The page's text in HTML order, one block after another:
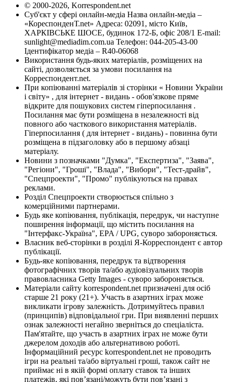
© 2000-2026, Korrespondent.net
Суб'єкт у сфері онлайн-медіа Назва онлайн-медіа –
«КореспонденТ.net» Адреса: 02091, місто Київ,
ХАРКІВСЬКЕ ШОСЕ, будинок 172-Б, офіс 208/1 E-mail:
sunlight@mediadim.com.ua Телефон: 044-205-43-00
Ідентифікатор медіа – R40-06068
Використання будь-яких матеріалів, розміщених на
сайті, дозволяється за умови посилання на
Корреспондент.net.
При копіюванні матеріалів зі сторінки « Новини України
і світу» , для інтернет - видань - обов'язкове пряме
відкрите для пошукових систем гіперпосилання .
Посилання має бути розміщена в незалежності від
повного або часткового використання матеріалів.
Гіперпосилання ( для інтернет - видань) - повинна бути
розміщена в підзаголовку або в першому абзаці
матеріалу.
Новини з позначками "Думка", "Експертиза", "Заява",
"Регіони", "Гроші", "Влада", "Вибори", "Тест-драйв",
"Спецпроекти", "Промо" публікуються на правах
реклами.
Розділ Спецпроекти створюється спільно з
комерційними партнерами.
Будь яке копіювання, публікація, передрук, чи наступне
поширення інформації, що містить посилання на
"Інтерфакс-Україна", EPA / UPG, суворо забороняється.
Власник веб-сторінки в розділі Я-Корреспондент є автор
публікації.
Будь-яке копіювання, передрук та відтворення
фотографічних творів та/або аудіовізуальних творів
правовласника Getty Images - суворо забороняється.
Матеріали сайту korrespondent.net призначені для осіб
старше 21 року (21+). Участь в азартних іграх може
викликати ігрову залежність. Дотримуйтесь правил
(принципів) відповідальної гри. При виявленні перших
ознак залежності негайно зверніться до спеціаліста.
Пам'ятайте, що участь в азартних іграх не може бути
джерелом доходів або альтернативою роботі.
Інформаційний ресурс korrespondent.net не проводить
ігри на реальні та/або віртуальні гроші, також сайт не
приймає ні в якій формі оплату ставок та інших
платежів, які пов’язані/можуть бути пов’язані з